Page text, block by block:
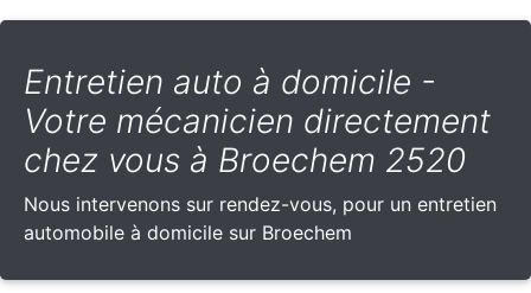
Entretien auto à domicile -
Votre mécanicien directement
chez vous à Broechem 2520
Nous intervenons sur rendez-vous, pour un entretien
automobile à domicile sur Broechem